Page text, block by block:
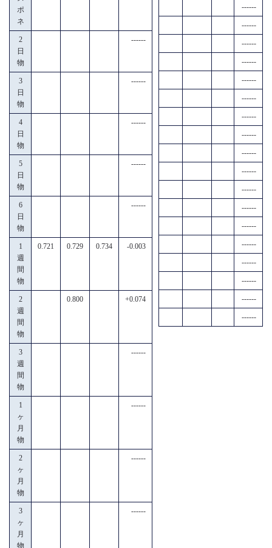
ポ
ネ
2
日
物
------
3
日
物
------
4
日
物
------
5
日
物
------
6
日
物
------
1
週
間
物
0.721 0.729 0.734 -0.003
2
週
間
物
0.800 +0.074
3
週
間
物
------
1
ヶ
月
物
------
2
ヶ
月
物
------
3
ヶ
月
物
------
------
------
------
------
------
------
------
------
------
------
------
------
------
------
------
------
------
------